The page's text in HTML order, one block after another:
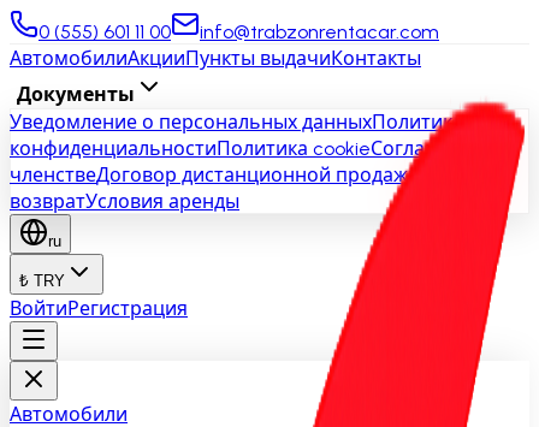
0 (555) 601 11 00
info@trabzonrentacar.com
АвтомобилиАкцииПункты выдачиКонтакты
Документы
Уведомление о персональных данныхПолитика
конфиденциальностиПолитика cookieСоглашение о
членствеДоговор дистанционной продажи
возвратУсловия аренды
ru
₺ TRY
ВойтиРегистрация
Автомобили